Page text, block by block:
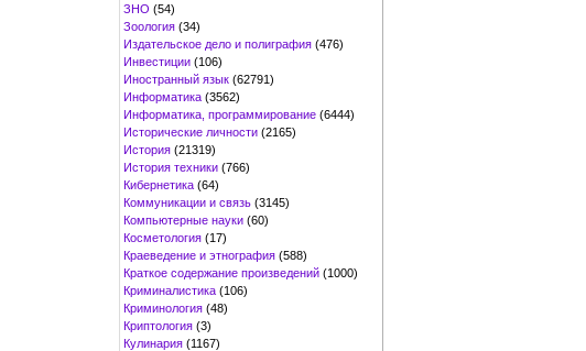
ЗНО (54)
Зоология (34)
Издательское дело и полиграфия (476)
Инвестиции (106)
Иностранный язык (62791)
Информатика (3562)
Информатика, программирование (6444)
Исторические личности (2165)
История (21319)
История техники (766)
Кибернетика (64)
Коммуникации и связь (3145)
Компьютерные науки (60)
Косметология (17)
Краеведение и этнография (588)
Краткое содержание произведений (1000)
Криминалистика (106)
Криминология (48)
Криптология (3)
Кулинария (1167)